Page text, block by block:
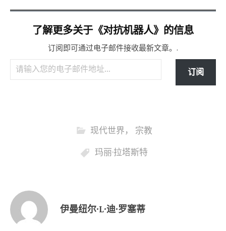
了解更多关于《对抗机器人》的信息
订阅即可通过电子邮件接收最新文章。.
请输入您的电子邮件地址…
订阅
现代世界 ， 宗教
玛丽·拉塔斯特
伊曼纽尔·L·迪·罗塞蒂